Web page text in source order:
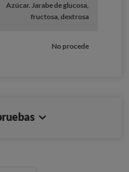
Azúcar. Jarabe de glucosa,
fructosa, dextrosa
No procede